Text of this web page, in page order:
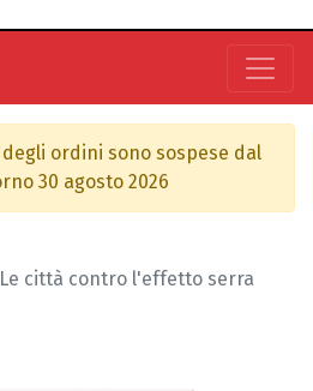
ordini sono sospese dal
30 agosto 2026
Le città contro l'effetto serra